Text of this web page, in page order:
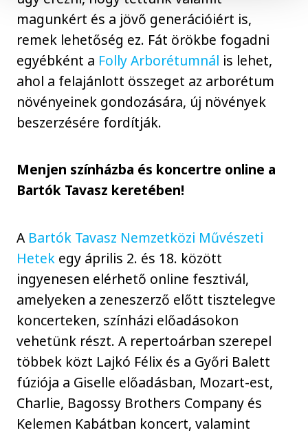
magunkért és a jövő generációiért is,
remek lehetőség ez. Fát örökbe fogadni
egyébként a Folly Arborétumnál is lehet,
ahol a felajánlott összeget az arborétum
növényeinek gondozására, új növények
beszerzésére fordítják.
Menjen színházba és koncertre online a
Bartók Tavasz keretében!
A Bartók Tavasz Nemzetközi Művészeti
Hetek egy április 2. és 18. között
ingyenesen elérhető online fesztivál,
amelyeken a zeneszerző előtt tisztelegve
koncerteken, színházi előadásokon
vehetünk részt. A repertoárban szerepel
többek közt Lajkó Félix és a Győri Balett
fúziója a Giselle előadásban, Mozart-est,
Charlie, Bagossy Brothers Company és
Kelemen Kabátban koncert, valamint